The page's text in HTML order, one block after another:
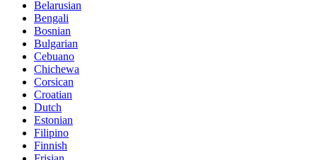
Belarusian
Bengali
Bosnian
Bulgarian
Cebuano
Chichewa
Corsican
Croatian
Dutch
Estonian
Filipino
Finnish